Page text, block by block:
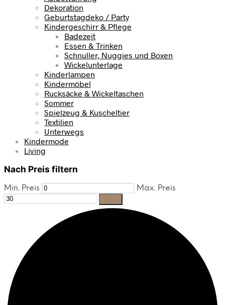
Dekoration
Geburtstagdeko / Party
Kindergeschirr & Pflege
Badezeit
Essen & Trinken
Schnuller, Nuggies und Boxen
Wickelunterlage
Kinderlampen
Kindermöbel
Rucksäcke & Wickeltaschen
Sommer
Spielzeug & Kuscheltier
Textilien
Unterwegs
Kindermode
Living
Nach Preis filtern
Min. Preis Max. Preis